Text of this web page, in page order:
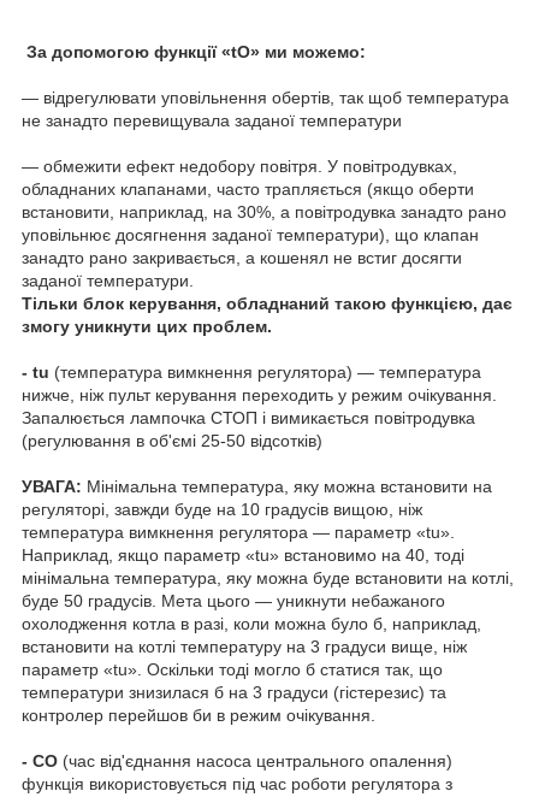
За допомогою функції «tO» ми можемо:
― відрегулювати уповільнення обертів, так щоб температура
не занадто перевищувала заданої температури
— обмежити ефект недобору повітря. У повітродувках,
обладнаних клапанами, часто трапляється (якщо оберти
встановити, наприклад, на 30%, а повітродувка занадто рано
уповільнює досягнення заданої температури), що клапан
занадто рано закривається, а кошенял не встиг досягти
заданої температури.
Тільки блок керування, обладнаний такою функцією, дає
змогу уникнути цих проблем.
- tu (температура вимкнення регулятора) — температура
нижче, ніж пульт керування переходить у режим очікування.
Запалюється лампочка СТОП і вимикається повітродувка
(регулювання в об'ємі 25-50 відсотків)
УВАГА: Мінімальна температура, яку можна встановити на
регуляторі, завжди буде на 10 градусів вищою, ніж
температура вимкнення регулятора — параметр «tu».
Наприклад, якщо параметр «tu» встановимо на 40, тоді
мінімальна температура, яку можна буде встановити на котлі,
буде 50 градусів. Мета цього — уникнути небажаного
охолодження котла в разі, коли можна було б, наприклад,
встановити на котлі температуру на 3 градуси вище, ніж
параметр «tu». Оскільки тоді могло б статися так, що
температури знизилася б на 3 градуси (гістерезис) та
контролер перейшов би в режим очікування.
- СО (час від'єднання насоса центрального опалення)
функція використовується під час роботи регулятора з